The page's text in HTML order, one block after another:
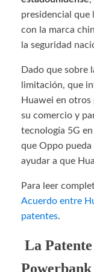
presidencial que
con la marca
la seguridad
Dado que sobre
limitación, que
Huawei en otros
su comercio y
tecnología 5G
que Oppo
ayudar a que
Para leer
Acuerdo entre
patentes.
La
Powerbank